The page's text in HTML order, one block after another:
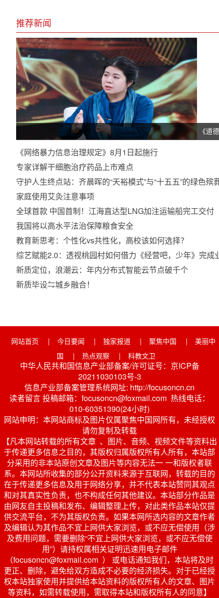
推荐新闻
《道
《网络暴力信息治理规定》8月1日起施行
专家详解干细胞治疗药品上市难点
守护人生终点站：齐晨晖的“天裕模式”与“十五五”的绿
的深度融合
家庭使用艾灸注意事项
全球首款 中国首制！江海直达型LNG加注运输船完工交付
我国将以高水平法治保障粮食安全
教育新思考：个性化vs共性化，高校该如何选择？
综艺赋能2.0：透视桃园村如何借力《经营吧，少年》完成
新质定位，浪潮云：年内分布式智能云节点破千个
新质毕设⇋城乡融合！
网站首页 | 今日要闻 | 独家报道 | 聚焦中国 |
美丽中
国
| 热点观察 | 科教文卫
中华人民共和国信息产业部备案/许可证号：京ICP备
20211030103号-3
信息产业部备案管理系统网址: http://focusoncn.cn
读者留言 投稿邮箱：focusoncn@foxmail.com 热线电话：
010-60351390(24小时)
网站申明：本网站商标及图片仅属聚焦中国网所有，未经授权
请勿复制及转载
【凡本网站转载的所有文章 、图片、音频、视频文件等资料出
于传递更多信息之目的，其版权归属版权所有人所有，本站部
分采用的非本站原创文章及图片等内容无法一 一和版权者联
系。本网站所收集的部分公开资料来源于互联网，转载的目的
在于传递更多信息及用于网络分享，并不代表本站赞同其观点
和对其真实性负责，也不构成任何其他建议。本站部分作品是
由网友自主投稿和发布、编辑整理上传，对此类作品本站仅提
供交流平台，不为其版权负责。如果本网所选内容的文章作者
及编辑认为其作品不宜上网供大家浏览，或不应无偿使用（涉
及费用问题，需要删除“不宜上网供大家浏览，或不应无偿使
用”）请持权属相关证明迅速用电子邮件
（focusoncn@foxmail.com ） 或电话通知我们，本站将及时
更正、删除，避免给双方造成不必要的经济损失。对于已经授
权本站独家使用并提供给本站资料的版权所有人的文章、图片
等资料，如需转载使用，需取得本站和版权所有人的同意】